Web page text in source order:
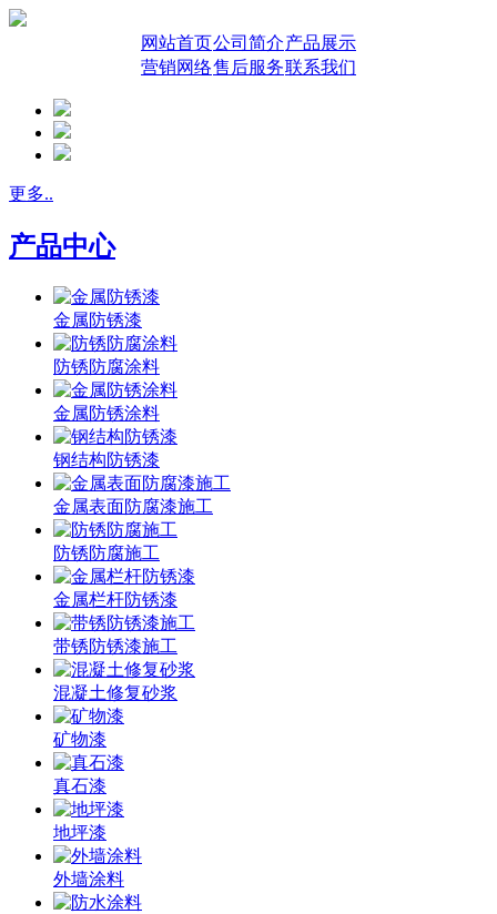
网站首页公司简介产品展示
营销网络售后服务联系我们
更多..
产品中心
金属防锈漆
防锈防腐涂料
金属防锈涂料
钢结构防锈漆
金属表面防腐漆施工
防锈防腐施工
金属栏杆防锈漆
带锈防锈漆施工
混凝土修复砂浆
矿物漆
真石漆
地坪漆
外墙涂料